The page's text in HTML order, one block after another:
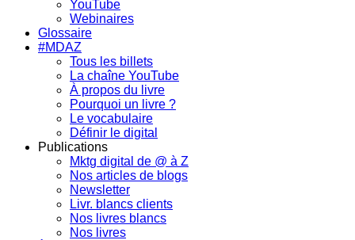
YouTube
Webinaires
Glossaire
#MDAZ
Tous les billets
La chaîne YouTube
À propos du livre
Pourquoi un livre ?
Le vocabulaire
Définir le digital
Publications
Mktg digital de @ à Z
Nos articles de blogs
Newsletter
Livr. blancs clients
Nos livres blancs
Nos livres